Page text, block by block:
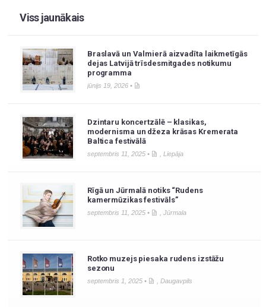
Viss jaunākais
Braslavā un Valmierā aizvadīta laikmetīgās
dejas Latvijā trīsdesmitgades notikumu
programma
jūnijs 19, 2026 •
Dzintaru koncertzālē – klasikas,
modernisma un džeza krāsas Kremerata
Baltica festivālā
septembris 11, 2025 • Liepāja
Rīgā un Jūrmalā notiks “Rudens
kamermūzikas festivāls”
septembris 11, 2025 • Jūrmala
Rotko muzejs piesaka rudens izstāžu
sezonu
septembris 1, 2025 • Daugavpils